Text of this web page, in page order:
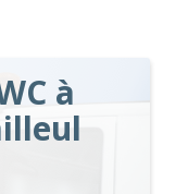
à